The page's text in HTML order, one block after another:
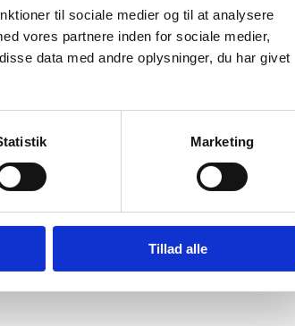
til sociale medier og til at analysere
vores partnere inden for sociale medier,
data med andre oplysninger, du har givet
Marketing
Tillad alle
Rasmussen
om ministeren her.